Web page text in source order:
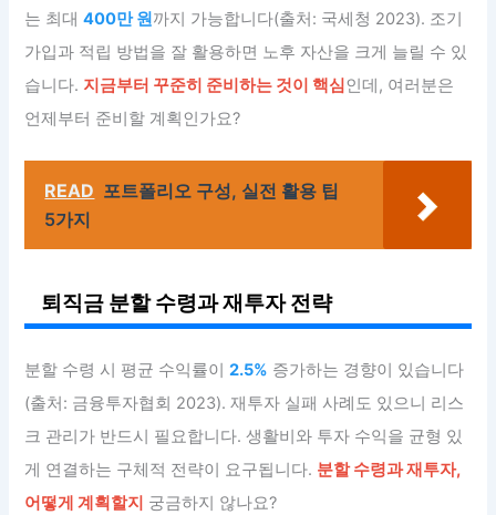
는 최대400만 원까지 가능합니다(출처: 국세청 2023). 조기
가입과 적립 방법을 잘 활용하면 노후 자산을 크게 늘릴 수 있
습니다. 지금부터 꾸준히 준비하는 것이 핵심인데, 여러분은
언제부터 준비할 계획인가요?
READ 포트폴리오 구성, 실전 활용 팁
5가지
퇴직금 분할 수령과 재투자 전략
분할 수령 시 평균 수익률이2.5% 증가하는 경향이 있습니다
(출처: 금융투자협회 2023). 재투자 실패 사례도 있으니 리스
크 관리가 반드시 필요합니다. 생활비와 투자 수익을 균형 있
게 연결하는 구체적 전략이 요구됩니다. 분할 수령과 재투자,
어떻게 계획할지 궁금하지 않나요?